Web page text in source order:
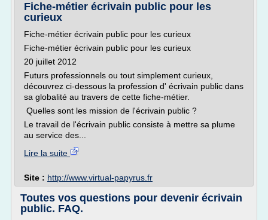
Fiche-métier écrivain public pour les
curieux
Fiche-métier écrivain public pour les curieux
Fiche-métier écrivain public pour les curieux
20 juillet 2012
Futurs professionnels ou tout simplement curieux,
découvrez ci-dessous la profession d' écrivain public dans
sa globalité au travers de cette fiche-métier.
Quelles sont les mission de l'écrivain public ?
Le travail de l'écrivain public consiste à mettre sa plume
au service des...
Lire la suite
Site : http://www.virtual-papyrus.fr
Toutes vos questions pour devenir écrivain
public. FAQ.